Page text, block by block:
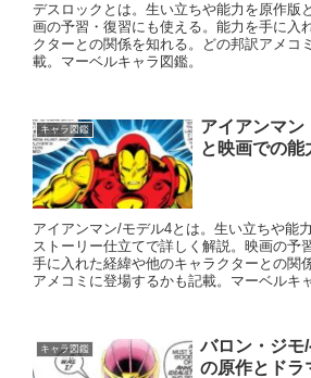
デスロックとは。生い立ちや能力を原作版
画の予習・復習にも使える。能力を手に入
クターとの関係を知れる。どの邦訳アメコ
載。マーベルキャラ図鑑。
キャラ図鑑
アイアンマン
と映画での能
アイアンマン/モデル4とは。生い立ちや能
ストーリー仕立てで詳しく解説。映画の予
手に入れた経緯や他のキャラクターとの関
アメコミに登場するかも記載。マーベルキ
キャラ図鑑
バロン・ジモ
の原作とドラ